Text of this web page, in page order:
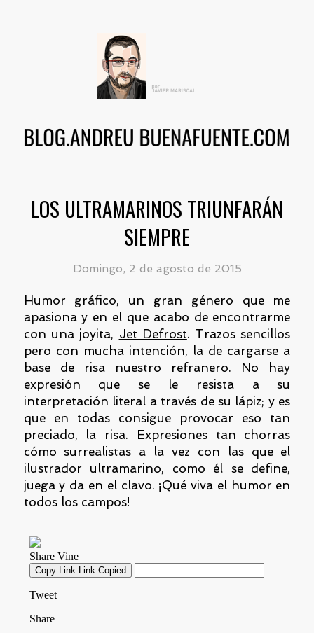
LOS ULTRAMARINOS TRIUNFARÁN
SIEMPRE
Domingo, 2 de agosto de 2015
Humor gráfico, un gran género que me
apasiona y en el que acabo de encontrarme
con una joyita, Jet Defrost. Trazos sencillos
pero con mucha intención, la de cargarse a
base de risa nuestro refranero. No hay
expresión que se le resista a su
interpretación literal a través de su lápiz; y es
que en todas consigue provocar eso tan
preciado, la risa. Expresiones tan chorras
cómo surrealistas a la vez con las que el
ilustrador ultramarino, como él se define,
juega y da en el clavo. ¡Qué viva el humor en
todos los campos!